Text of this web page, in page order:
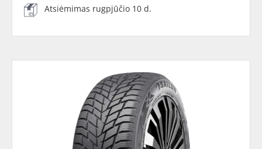
Atsiėmimas rugpjūčio 10 d.